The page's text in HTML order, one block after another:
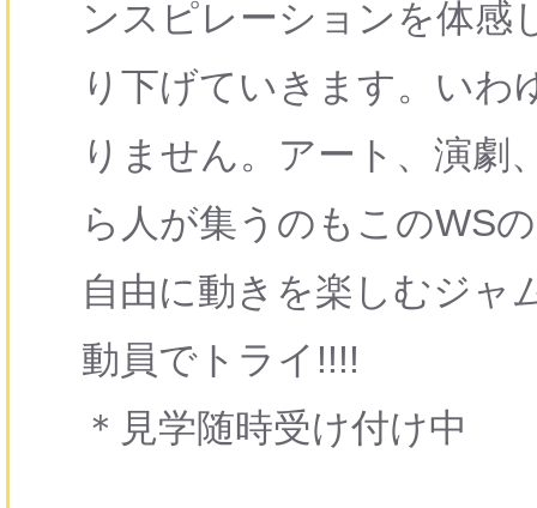
ンスピレーションを体感
り下げていきます。い
りません。アート、演劇
ら人が集うのもこのWS
自由に動きを楽しむジャ
動員でトライ!!!!
＊見学随時受け付け中